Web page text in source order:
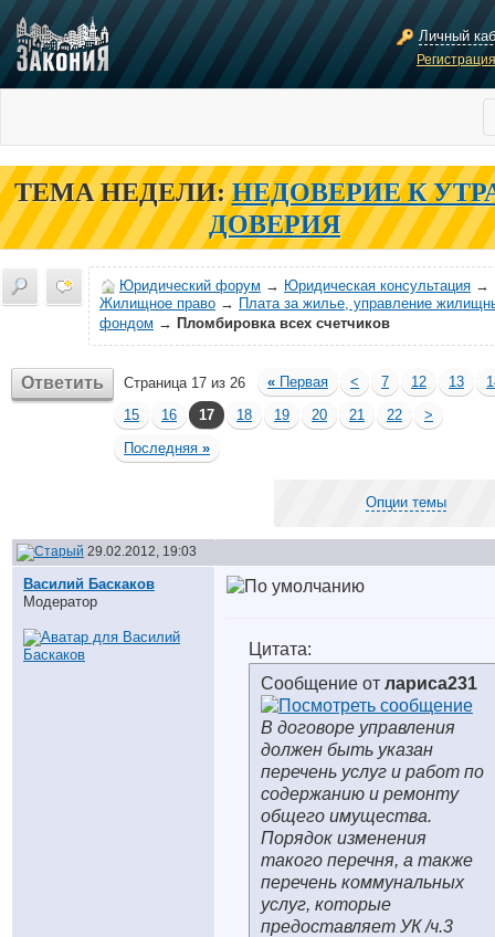
Личный
ТЕМА НЕДЕЛИ: НЕДОВЕРИЕ К
ДОВЕРИЯ
Юридический форум → Юридическая консультация →
Жилищное право → Плата за жилье, управление
фондом → Пломбировка всех счетчиков
Ответить Страница 17 из 26 « Первая < 7 12 13
15
16 17 18 19 20 21 22
>
Последняя »
Опции темы
29.02.2012, 19:03
Василий Баскаков
Модератор
Цитата:
Сообщение от лариса231
В договоре управления
должен быть указан
перечень услуг и работ по
содержанию и ремонту
общего имущества.
Порядок изменения
такого перечня, а также
перечень коммунальных
услуг, которые
предоставляет УК /ч.3